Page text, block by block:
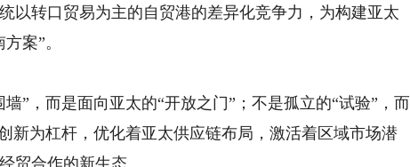
以转口贸易为主的自贸港的差异化竞争力，为构建亚太
案”。
，而是面向亚太的“开放之门”；不是孤立的“试验”，而
新为杠杆，优化着亚太供应链布局，激活着区域市场潜
贸合作的新生态。